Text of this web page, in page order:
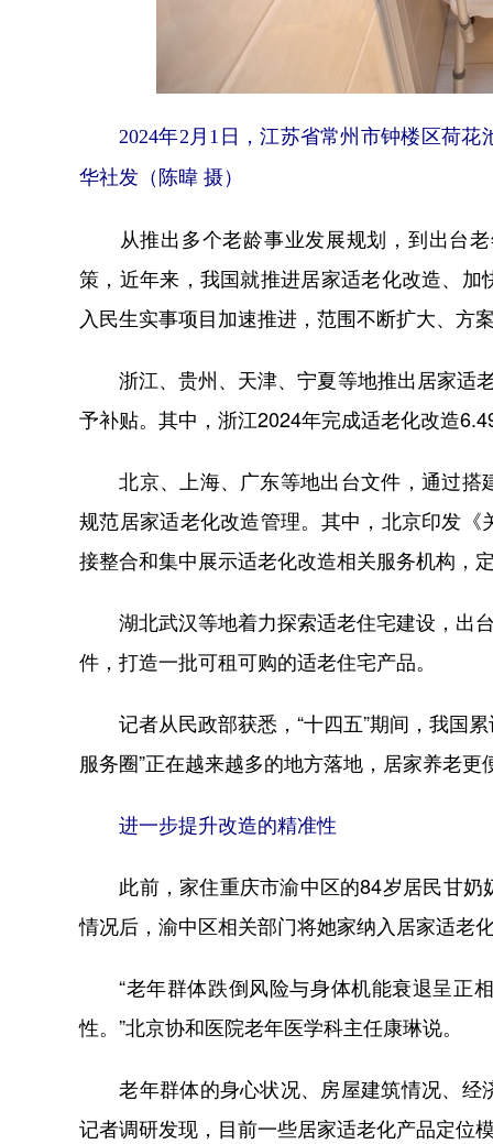
2024年2月1日，江苏省常州市钟楼区荷花
华社发（陈暐 摄）
从推出多个老龄事业发展规划，到出台老
策，近年来，我国就推进居家适老化改造、
入民生实事项目加速推进，范围不断扩大、方
浙江、贵州、天津、宁夏等地推出居家适老
予补贴。其中，浙江2024年完成适老化改造
北京、上海、广东等地出台文件，通过搭
规范居家适老化改造管理。其中，北京印发
接整合和集中展示适老化改造相关服务机构，
湖北武汉等地着力探索适老住宅建设，出台
件，打造一批可租可购的适老住宅产品。
记者从民政部获悉，“十四五”期间，我国累
服务圈”正在越来越多的地方落地，居家养老更
进一步提升改造的精准性
此前，家住重庆市渝中区的84岁居民甘奶
情况后，渝中区相关部门将她家纳入居家适老
“老年群体跌倒风险与身体机能衰退呈正相
性。”北京协和医院老年医学科主任康琳说。
老年群体的身心状况、房屋建筑情况、经
记者调研发现，目前一些居家适老化产品定位